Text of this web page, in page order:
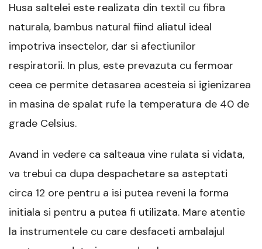
Husa saltelei este realizata din textil cu fibra
naturala, bambus natural fiind aliatul ideal
impotriva insectelor, dar si afectiunilor
respiratorii. In plus, este prevazuta cu fermoar
ceea ce permite detasarea acesteia si igienizarea
in masina de spalat rufe la temperatura de 40 de
grade Celsius.
Avand in vedere ca salteaua vine rulata si vidata,
va trebui ca dupa despachetare sa asteptati
circa 12 ore pentru a isi putea reveni la forma
initiala si pentru a putea fi utilizata. Mare atentie
la instrumentele cu care desfaceti ambalajul